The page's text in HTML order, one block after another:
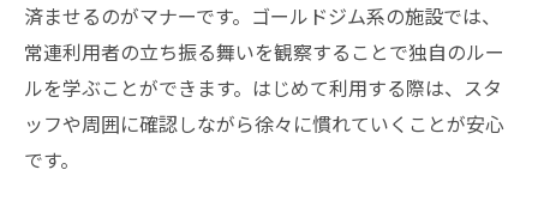
済ませるのがマナーです。ゴールドジム系の施設では、
常連利用者の立ち振る舞いを観察することで独自のルー
ルを学ぶことができます。はじめて利用する際は、スタ
ッフや周囲に確認しながら徐々に慣れていくことが安心
です。